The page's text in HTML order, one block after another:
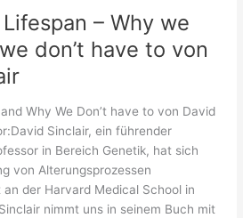
– Why we
don’t have to von
Why We Don’t have to von David
Sinclair, ein führender
in Bereich Genetik, hat sich
von Alterungsprozessen
der Harvard Medical School in
nimmt uns in seinem Buch mit